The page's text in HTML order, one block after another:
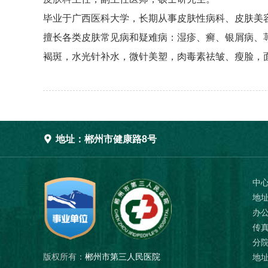
毕业于广西医科大学，长期从事皮肤性病科、皮肤美
擅长各类皮肤常见病和疑难病：湿疹、癣、银屑病
褐斑，水光针补水，微针美塑，肉毒素祛皱、瘦脸，
 地址：郴州市健康路8号
版权所有： 郴州市第三人民医院
中
地
办
传
分
地